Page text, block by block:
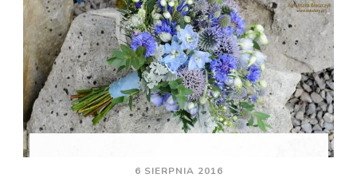
6 SIERPNIA 2016